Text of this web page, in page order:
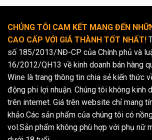
CHÚNG TÔI CAM KẾT MANG ĐẾN
CAO CẤP VỚI GIÁ THÀNH TỐT NHẤT!
số 185/2013/NĐ-CP của Chính phủ và
16/2012/QH13 về kinh doanh bán hàng
Wine là trang thông tin chia sẻ kiến thức
động phi lợi nhuận. Chúng tôi không kinh
trên internet. Giá trên website chỉ mang
khảo.Các sản phẩm của chúng tôi có
vol.Sản phẩm không phù hợp với phụ nữ